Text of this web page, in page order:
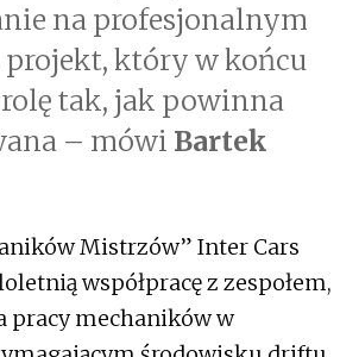
na profesjonalnym
projekt, który w końcu
tak, jak powinna
– mówi Bartek
Mistrzów” Inter Cars
współpracę z zespołem,
pracy mechaników w